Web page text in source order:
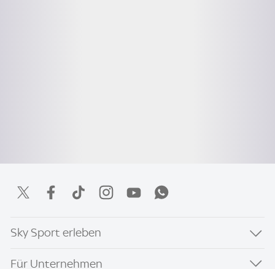
Sky Sport erleben
Für Unternehmen